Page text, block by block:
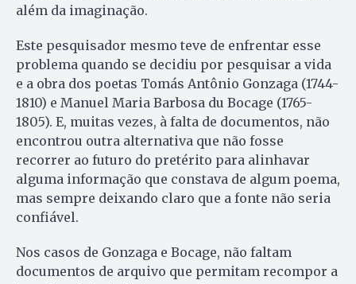
além da imaginação.
Este pesquisador mesmo teve de enfrentar esse
problema quando se decidiu por pesquisar a vida
e a obra dos poetas Tomás Antônio Gonzaga (1744-
1810) e Manuel Maria Barbosa du Bocage (1765-
1805). E, muitas vezes, à falta de documentos, não
encontrou outra alternativa que não fosse
recorrer ao futuro do pretérito para alinhavar
alguma informação que constava de algum poema,
mas sempre deixando claro que a fonte não seria
confiável.
Nos casos de Gonzaga e Bocage, não faltam
documentos de arquivo que permitam recompor a